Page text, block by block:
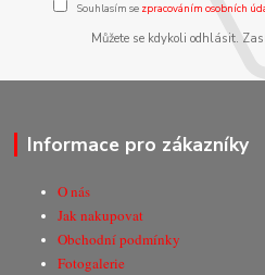
Souhlasím se zpracováním osobních
Můžete se kdykoli odhlásit.
Informace pro zákazníky
O nás
Jak nakupovat
Obchodní podmínky
Fotogalerie